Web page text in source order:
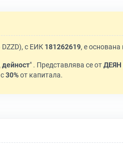
с ЕИК 181262619, е основана
" . Представлява се отДЕЯН
с30%от капитала.